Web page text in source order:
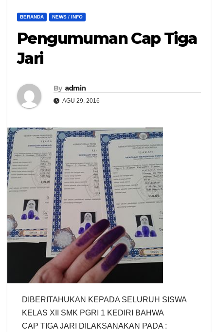
BERANDA NEWS / INFO
Pengumuman Cap Tiga
Jari
By admin
AGU 29, 2016
DIBERITAHUKAN KEPADA SELURUH SISWA
KELAS XII SMK PGRI 1 KEDIRI BAHWA
CAP TIGA JARI DILAKSANAKAN PADA :